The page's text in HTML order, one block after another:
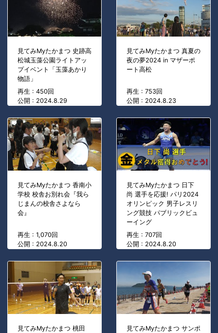
見てみMyたかまつ 史跡高
松城玉藻公園ライトアッ
プイベント「玉藻あかり
物語」
再生 : 450回
公開 : 2024.8.29
見てみMyたかまつ 真夏の
夜の夢2024 in マザーポ
ート高松
再生 : 753回
公開 : 2024.8.23
見てみMyたかまつ 香南小
学校 校舎お別れ会『我ら
じまんの校舎さよなら
会』
再生 : 1,070回
公開 : 2024.8.20
見てみMyたかまつ 日下
尚 選手を応援! パリ2024
オリンピック 男子レスリ
ング競技 パブリックビュ
ーイング
再生 : 707回
公開 : 2024.8.20
見てみMyたかまつ 桃田
見てみMyたかまつ サンポ